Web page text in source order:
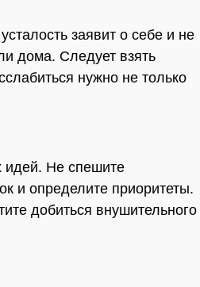
заявит о себе и не
дома. Следует взять
нужно не только
идей. Не спешите
и определите приоритеты.
добиться внушительного